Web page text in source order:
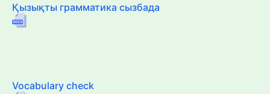
Қызықты грамматика сызбада
Vocabulary check